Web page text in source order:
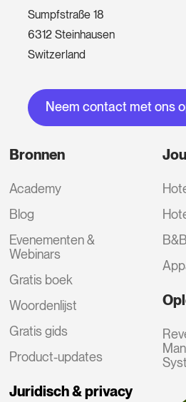
Sumpfstraße 18
6312 Steinhausen
Switzerland
Neem contact met ons
Bronnen
Academy
Blog
Evenementen &
Webinars
Gratis boek
Woordenlijst
Gratis gids
Product-updates
Juridisch & privacy